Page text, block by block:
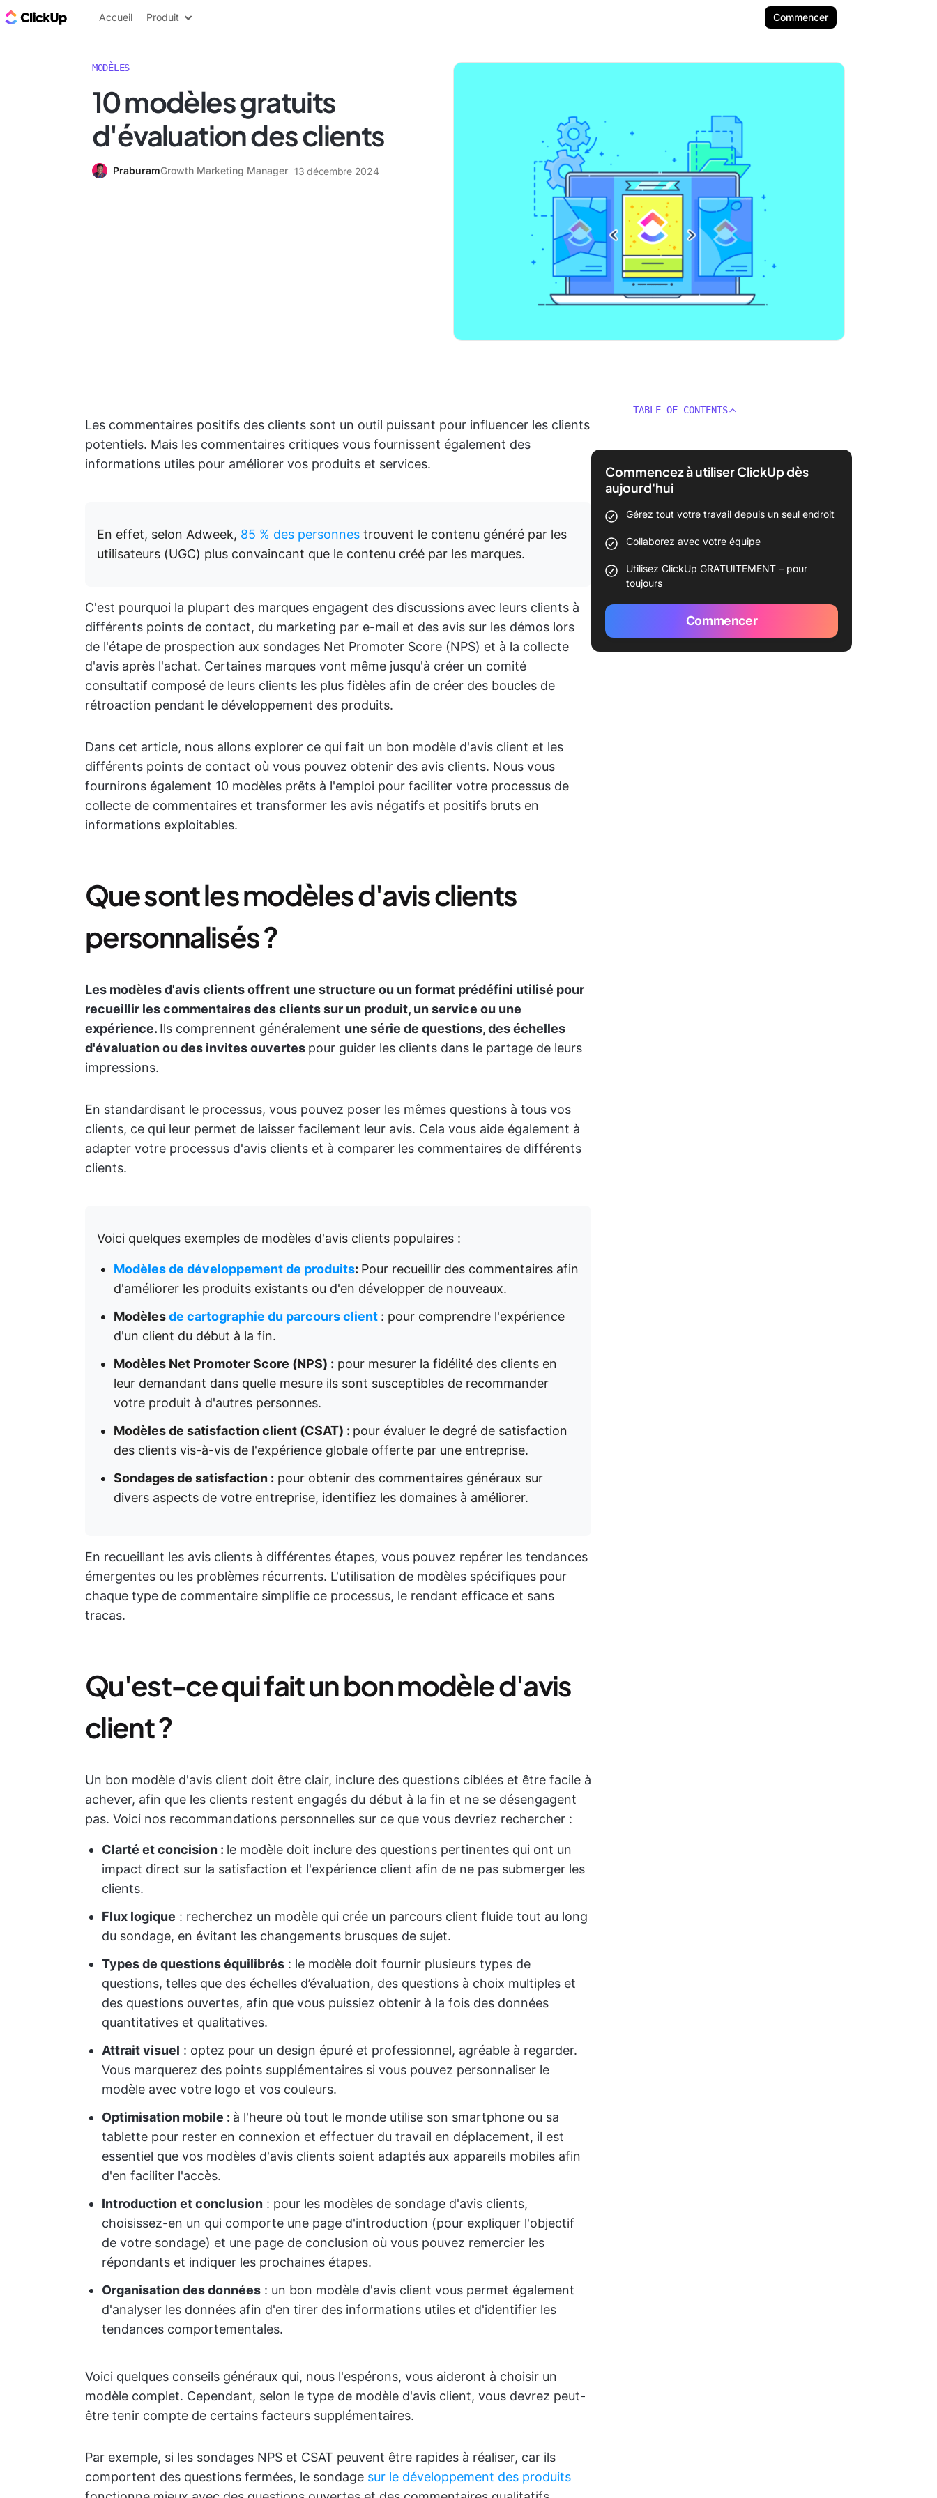
ClickUp Blog
Accueil Produit Commencer
MODÈLES
10 modèles gratuits
d'évaluation des clients
PraburamGrowth Marketing Manager 13 décembre 2024
Les commentaires positifs des clients sont un outil puissant pour influencer les clients
potentiels. Mais les commentaires critiques vous fournissent également des
informations utiles pour améliorer vos produits et services.
En effet, selon Adweek, 85 % des personnes trouvent le contenu généré par les
utilisateurs (UGC) plus convaincant que le contenu créé par les marques.
C'est pourquoi la plupart des marques engagent des discussions avec leurs clients à
différents points de contact, du marketing par e-mail et des avis sur les démos lors
de l'étape de prospection aux sondages Net Promoter Score (NPS) et à la collecte
d'avis après l'achat. Certaines marques vont même jusqu'à créer un comité
consultatif composé de leurs clients les plus fidèles afin de créer des boucles de
rétroaction pendant le développement des produits.
Dans cet article, nous allons explorer ce qui fait un bon modèle d'avis client et les
différents points de contact où vous pouvez obtenir des avis clients. Nous vous
fournirons également 10 modèles prêts à l'emploi pour faciliter votre processus de
collecte de commentaires et transformer les avis négatifs et positifs bruts en
informations exploitables.
Que sont les modèles d'avis clients
personnalisés ?
Les modèles d'avis clients offrent une structure ou un format prédéfini utilisé pour
recueillir les commentaires des clients sur un produit, un service ou une
expérience. Ils comprennent généralement une série de questions, des échelles
d'évaluation ou des invites ouvertes pour guider les clients dans le partage de leurs
impressions.
En standardisant le processus, vous pouvez poser les mêmes questions à tous vos
clients, ce qui leur permet de laisser facilement leur avis. Cela vous aide également à
adapter votre processus d'avis clients et à comparer les commentaires de différents
clients.
Voici quelques exemples de modèles d'avis clients populaires :
Modèles de développement de produits: Pour recueillir des commentaires afin
d'améliorer les produits existants ou d'en développer de nouveaux.
Modèlesde cartographie du parcours client : pour comprendre l'expérience
d'un client du début à la fin.
Modèles Net Promoter Score (NPS) : pour mesurer la fidélité des clients en
leur demandant dans quelle mesure ils sont susceptibles de recommander
votre produit à d'autres personnes.
Modèles de satisfaction client (CSAT) : pour évaluer le degré de satisfaction
des clients vis-à-vis de l'expérience globale offerte par une entreprise.
Sondages de satisfaction : pour obtenir des commentaires généraux sur
divers aspects de votre entreprise, identifiez les domaines à améliorer.
En recueillant les avis clients à différentes étapes, vous pouvez repérer les tendances
émergentes ou les problèmes récurrents. L'utilisation de modèles spécifiques pour
chaque type de commentaire simplifie ce processus, le rendant efficace et sans
tracas.
Qu'est-ce qui fait un bon modèle d'avis
client ?
Un bon modèle d'avis client doit être clair, inclure des questions ciblées et être facile à
achever, afin que les clients restent engagés du début à la fin et ne se désengagent
pas. Voici nos recommandations personnelles sur ce que vous devriez rechercher :
Clarté et concision : le modèle doit inclure des questions pertinentes qui ont un
impact direct sur la satisfaction et l'expérience client afin de ne pas submerger les
clients.
Flux logique : recherchez un modèle qui crée un parcours client fluide tout au long
du sondage, en évitant les changements brusques de sujet.
Types de questions équilibrés : le modèle doit fournir plusieurs types de
questions, telles que des échelles d’évaluation, des questions à choix multiples et
des questions ouvertes, afin que vous puissiez obtenir à la fois des données
quantitatives et qualitatives.
Attrait visuel : optez pour un design épuré et professionnel, agréable à regarder.
Vous marquerez des points supplémentaires si vous pouvez personnaliser le
modèle avec votre logo et vos couleurs.
Optimisation mobile : à l'heure où tout le monde utilise son smartphone ou sa
tablette pour rester en connexion et effectuer du travail en déplacement, il est
essentiel que vos modèles d'avis clients soient adaptés aux appareils mobiles afin
d'en faciliter l'accès.
Introduction et conclusion : pour les modèles de sondage d'avis clients,
choisissez-en un qui comporte une page d'introduction (pour expliquer l'objectif
de votre sondage) et une page de conclusion où vous pouvez remercier les
répondants et indiquer les prochaines étapes.
Organisation des données : un bon modèle d'avis client vous permet également
d'analyser les données afin d'en tirer des informations utiles et d'identifier les
tendances comportementales.
Voici quelques conseils généraux qui, nous l'espérons, vous aideront à choisir un
modèle complet. Cependant, selon le type de modèle d'avis client, vous devrez peut-
être tenir compte de certains facteurs supplémentaires.
Par exemple, si les sondages NPS et CSAT peuvent être rapides à réaliser, car ils
comportent des questions fermées, le sondage sur le développement des produits
TABLE OF CONTENTS
Commencez à utiliser ClickUp dès
aujourd'hui
Gérez tout votre travail depuis un seul endroit
Collaborez avec votre équipe
Utilisez ClickUp GRATUITEMENT – pour
toujours
Commencer